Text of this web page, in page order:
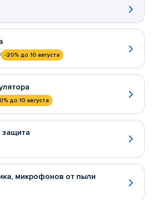
-20% до 10 августа
до 10 августа
защита
микрофонов от пыли